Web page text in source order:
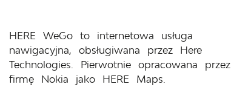
HERE WeGo to internetowa usługa
nawigacyjna, obsługiwana przez Here
Technologies. Pierwotnie opracowana przez
firmę Nokia jako HERE Maps.